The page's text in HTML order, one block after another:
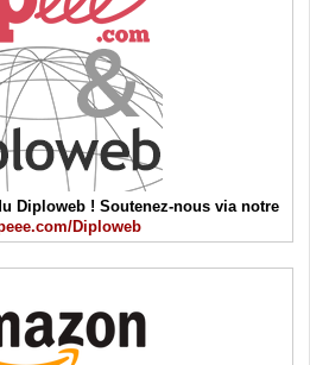
Diploweb ! Soutenez-nous via notre
Diploweb